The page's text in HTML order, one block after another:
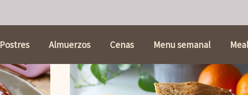
Postres Almuerzos Cenas Menu semanal
Baja en Carbohidratos Ensaladas Sin Gluten